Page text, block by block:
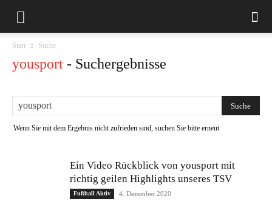
Start Suche
yousport - Suchergebnisse
Wenn Sie mit dem Ergebnis nicht zufrieden sind, suchen Sie bitte erneut
Ein Video Rückblick von yousport mit
richtig geilen Highlights unseres TSV
Fußball Aktiv 4. Dezember 2020